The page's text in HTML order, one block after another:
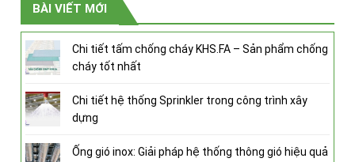
BÀI VIẾT MỚI
Chi tiết tấm chống cháy KHS.FA – Sản phẩm chống
cháy tốt nhất
Chi tiết hệ thống Sprinkler trong công trình xây
dựng
Ống gió inox: Giải pháp hệ thống thông gió hiệu quả